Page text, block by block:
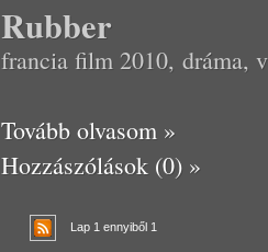
Rubber
francia film 2010, dráma,
Tovább olvasom »
Hozzászólások (0) »
Lap 1 ennyiből 1